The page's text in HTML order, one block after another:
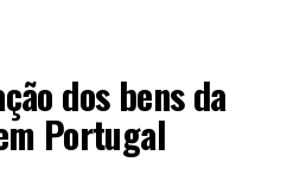
dos bens da
Portugal